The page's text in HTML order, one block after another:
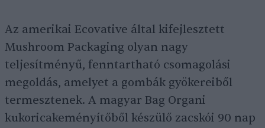
Az amerikai Ecovative által kifejlesztett
Mushroom Packaging olyan nagy
teljesítményű, fenntartható csomagolási
megoldás, amelyet a gombák gyökereiből
termesztenek. A magyar Bag Organi
kukoricakeményítőből készülő zacskói 90 nap